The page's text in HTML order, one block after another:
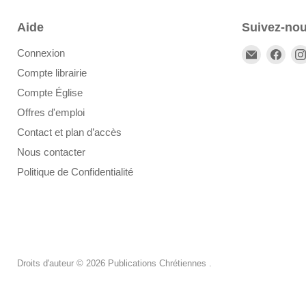
Aide
Connexion
Compte librairie
Compte Église
Offres d'emploi
Contact et plan d’accès
Nous contacter
Politique de Confidentialité
Suivez-
Email
Droits d'auteur © 2026 Publications Chrétiennes .